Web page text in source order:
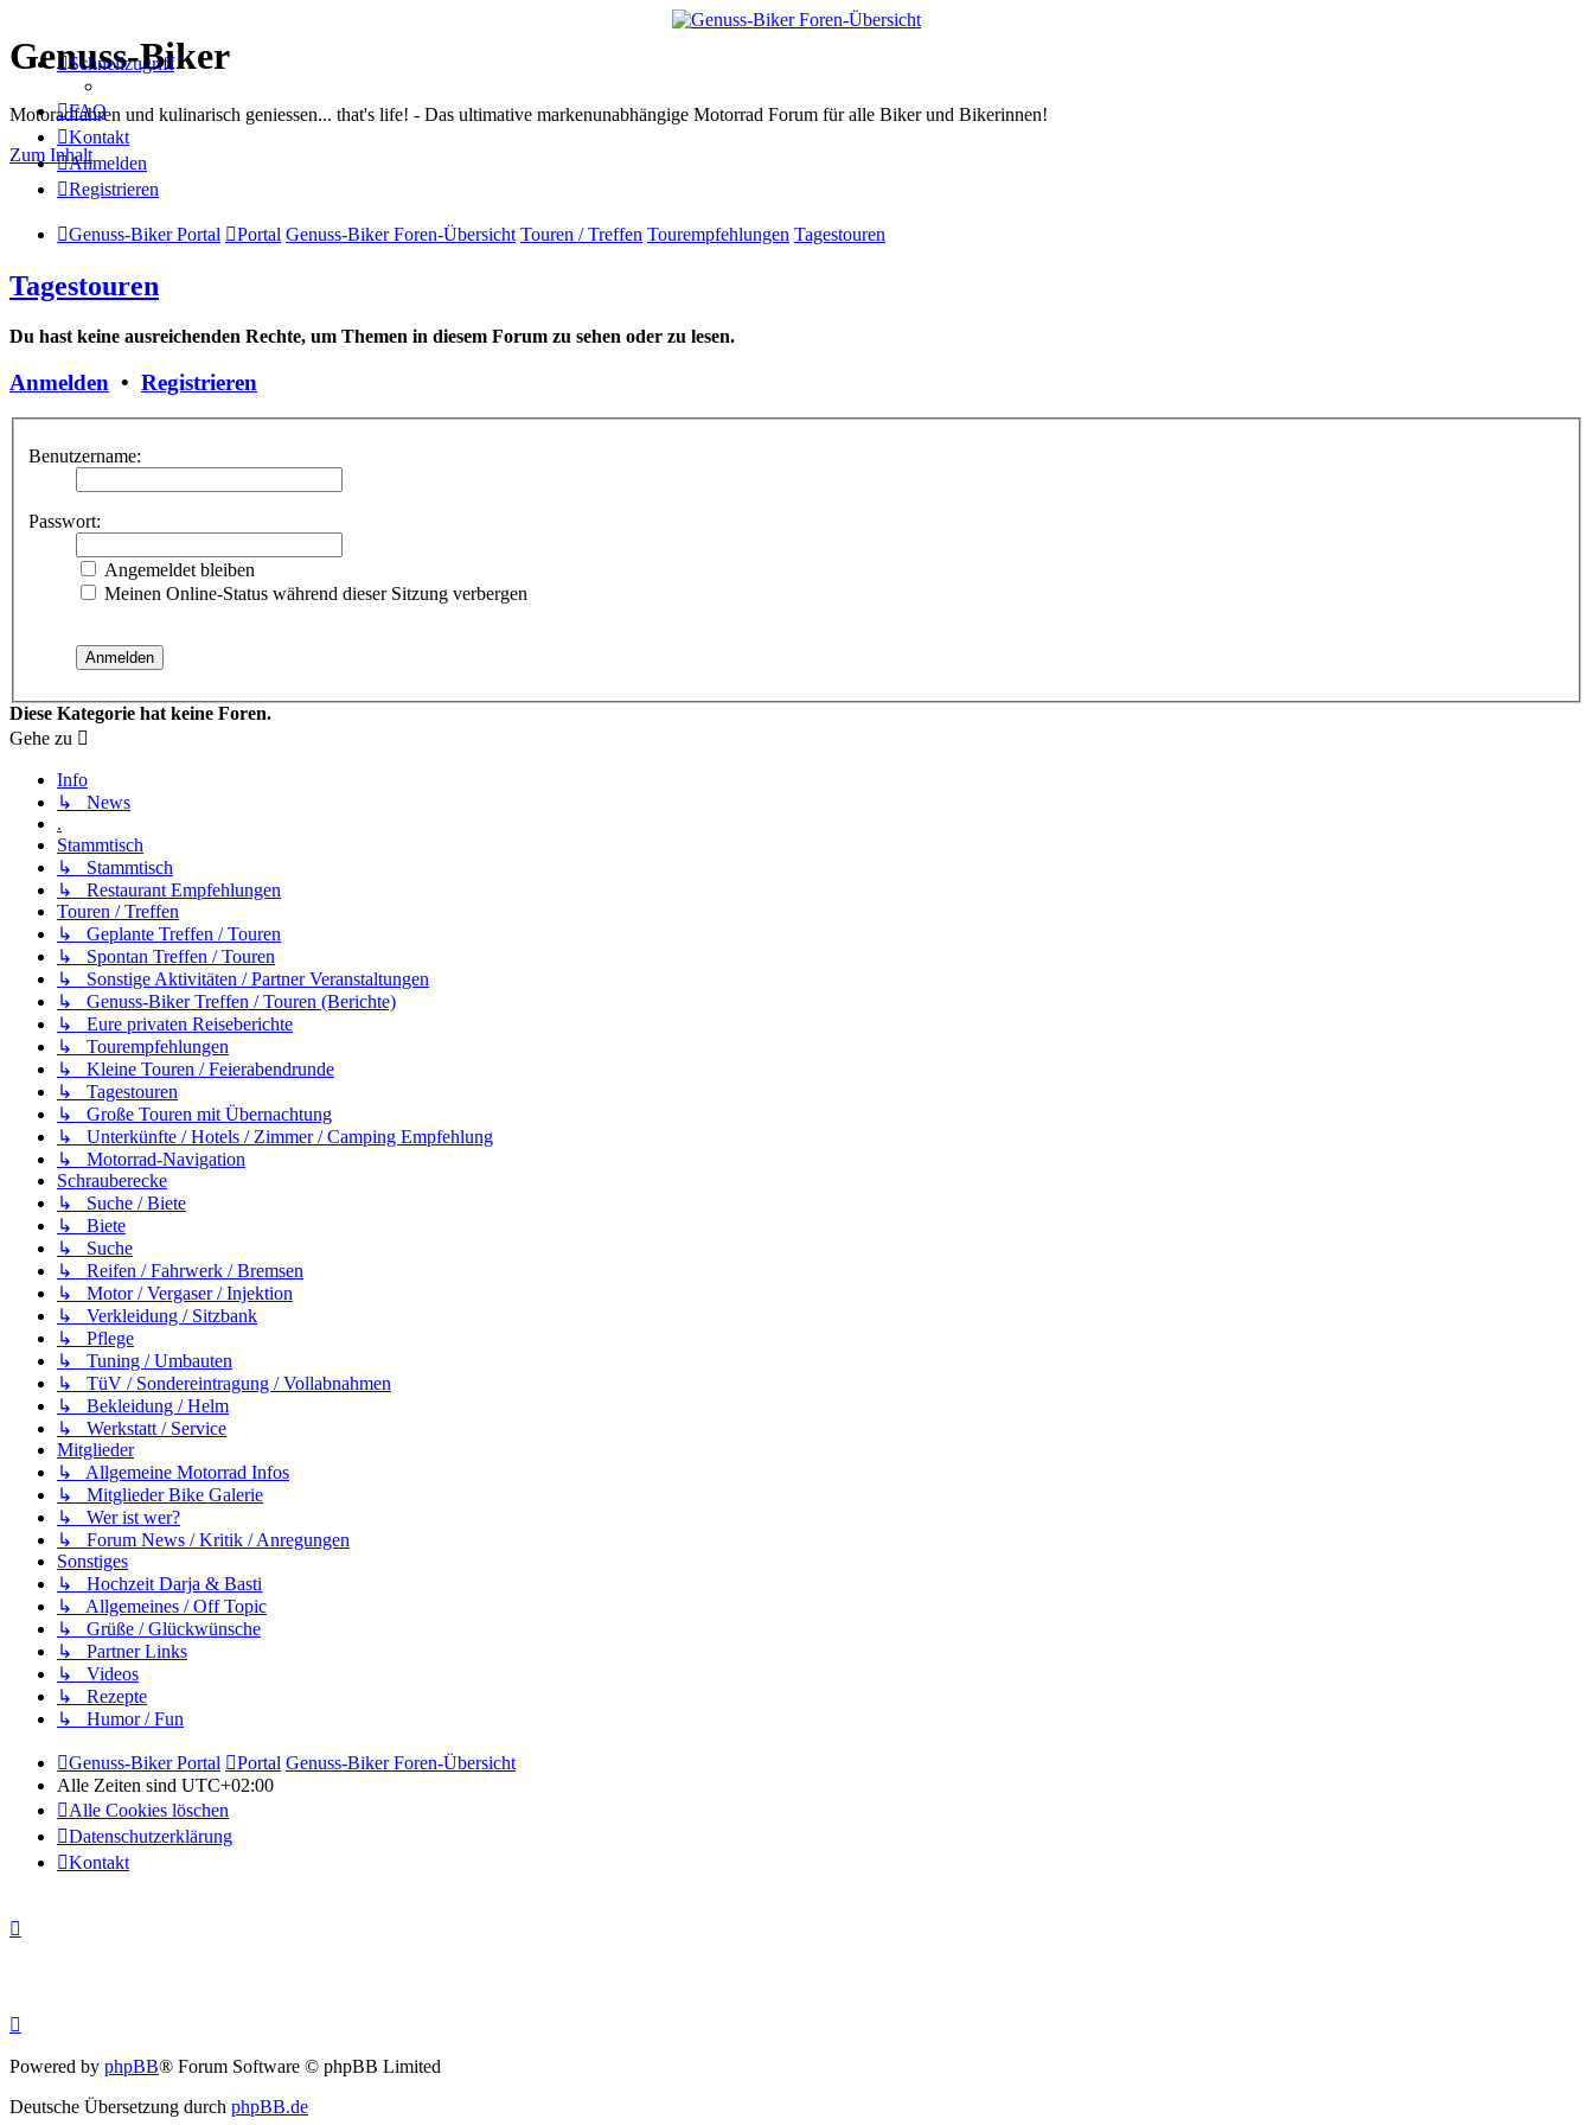
Genuss-Biker
Motoradfahren und kulinarisch geniessen... that's life! - Das ultimative markenunabhängige Motorrad Forum für alle Biker und Bikerinnen!
Zum Inhalt
Schnellzugriff
FAQ
Kontakt
Anmelden
Registrieren
Genuss-Biker Portal Portal Genuss-Biker Foren-Übersicht Touren / Treffen Tourempfehlungen Tagestouren
Tagestouren
Du hast keine ausreichenden Rechte, um Themen in diesem Forum zu sehen oder zu lesen.
Anmelden • Registrieren
Benutzername:
Passwort:
Angemeldet bleiben
Meinen Online-Status während dieser Sitzung verbergen
Diese Kategorie hat keine Foren.
Gehe zu
Info
↳ News
.
Stammtisch
↳ Stammtisch
↳ Restaurant Empfehlungen
Touren / Treffen
↳ Geplante Treffen / Touren
↳ Spontan Treffen / Touren
↳ Sonstige Aktivitäten / Partner Veranstaltungen
↳ Genuss-Biker Treffen / Touren (Berichte)
↳ Eure privaten Reiseberichte
↳ Tourempfehlungen
↳ Kleine Touren / Feierabendrunde
↳ Tagestouren
↳ Große Touren mit Übernachtung
↳ Unterkünfte / Hotels / Zimmer / Camping Empfehlung
↳ Motorrad-Navigation
Schrauberecke
↳ Suche / Biete
↳ Biete
↳ Suche
↳ Reifen / Fahrwerk / Bremsen
↳ Motor / Vergaser / Injektion
↳ Verkleidung / Sitzbank
↳ Pflege
↳ Tuning / Umbauten
↳ TüV / Sondereintragung / Vollabnahmen
↳ Bekleidung / Helm
↳ Werkstatt / Service
Mitglieder
↳ Allgemeine Motorrad Infos
↳ Mitglieder Bike Galerie
↳ Wer ist wer?
↳ Forum News / Kritik / Anregungen
Sonstiges
↳ Hochzeit Darja & Basti
↳ Allgemeines / Off Topic
↳ Grüße / Glückwünsche
↳ Partner Links
↳ Videos
↳ Rezepte
↳ Humor / Fun
Genuss-Biker Portal Portal Genuss-Biker Foren-Übersicht
Alle Zeiten sind UTC+02:00
Alle Cookies löschen
Datenschutzerklärung
Kontakt
Powered by phpBB® Forum Software © phpBB Limited
Deutsche Übersetzung durch phpBB.de